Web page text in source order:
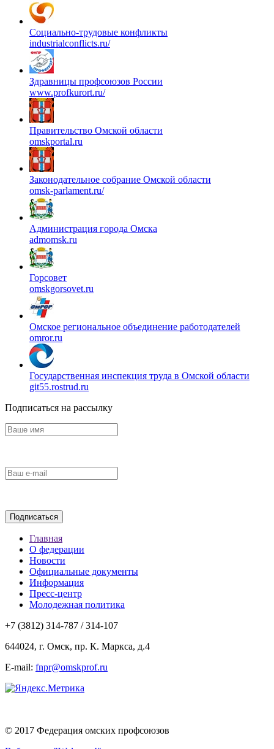
Социально-трудовые конфликты
industrialconflicts.ru/
Здравницы профсоюзов России
www.profkurort.ru/
Правительство Омской области
omskportal.ru
Законодательное собрание Омской области
omsk-parlament.ru/
Администрация города Омска
admomsk.ru
Горсовет
omskgorsovet.ru
Омское региональное объединение работодателей
omror.ru
Государственная инспекция труда в Омской области
git55.rostrud.ru
Подписаться на рассылку
Главная
О федерации
Новости
Официальные документы
Информация
Пресс-центр
Молодежная политика
+7 (3812) 314-787 / 314-107
644024, г. Омск, пр. К. Маркса, д.4
E-mail: fnpr@omskprof.ru
© 2017 Федерация омских профсоюзов